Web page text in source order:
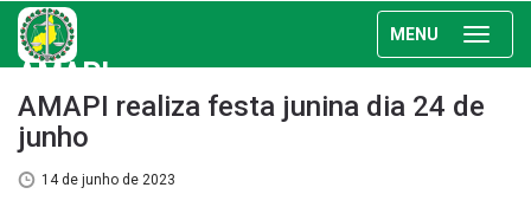
MENU
AMAPI
AMAPI realiza festa junina dia 24 de
junho
14 de junho de 2023